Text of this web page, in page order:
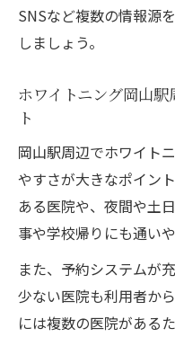
SNSなど複数の情報源
しましょう。
ホワイトニング岡山
ト
岡山駅周辺でホワイト
やすさが大きなポイン
ある医院や、夜間や土
事や学校帰りにも通い
また、予約システムが
少ない医院も利用者か
には複数の医院がある